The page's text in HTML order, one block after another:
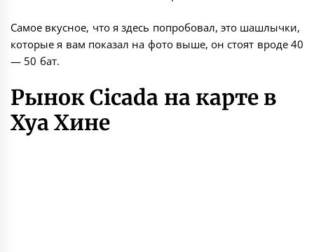
Самое вкусное, что я здесь попробовал, это шашлычки,
которые я вам показал на фото выше, он стоят вроде 40
— 50 бат.
Рынок Cicada на карте в
Хуа Хине